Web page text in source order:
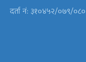
दर्ता नं: ३१०४५२/०७९/०८०